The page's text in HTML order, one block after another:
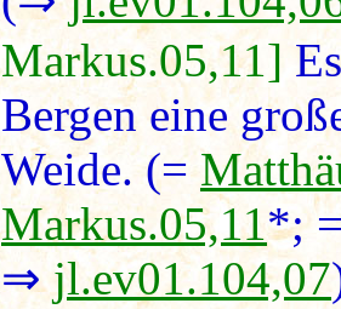
Markus.05,11]
Bergen eine
Weide. (=
Markus.05,11*;
⇒jl.ev01.104,07